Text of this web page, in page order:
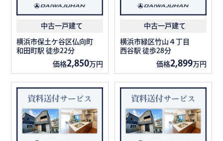
中古一戸建て
横浜市保土ケ谷区仏向町
和田町駅 徒歩22分
価格2,850万円
中古一戸建て
横浜市緑区竹山４丁目
西谷駅 徒歩28分
価格2,899万円